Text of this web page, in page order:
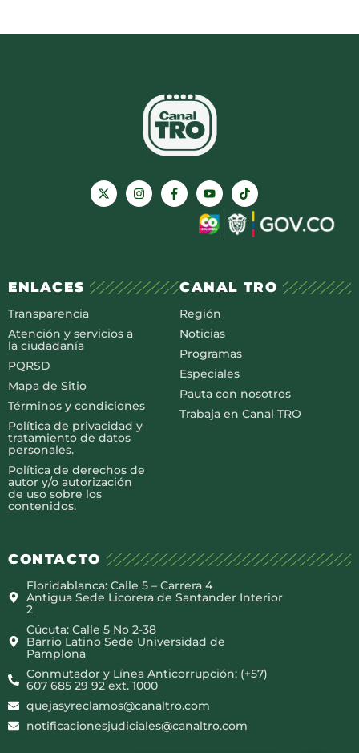
ENLACES
Transparencia
Atención y servicios a
la ciudadanía
PQRSD
Mapa de Sitio
Términos y condiciones
Política de privacidad y
tratamiento de datos
personales.
Política de derechos de
autor y/o autorización
de uso sobre los
contenidos.
CANAL TRO
Región
Noticias
Programas
Especiales
Pauta con nosotros
Trabaja en Canal TRO
CONTACTO
Floridablanca: Calle 5 – Carrera 4
Antigua Sede Licorera de Santander Interior
2
Cúcuta: Calle 5 No 2-38
Barrio Latino Sede Universidad de
Pamplona
Conmutador y Línea Anticorrupción: (+57)
607 685 29 92 ext. 1000
quejasyreclamos@canaltro.com
notificacionesjudiciales@canaltro.com